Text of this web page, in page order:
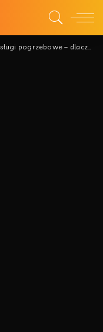
– dlaczego warto się na nie zdecydować?